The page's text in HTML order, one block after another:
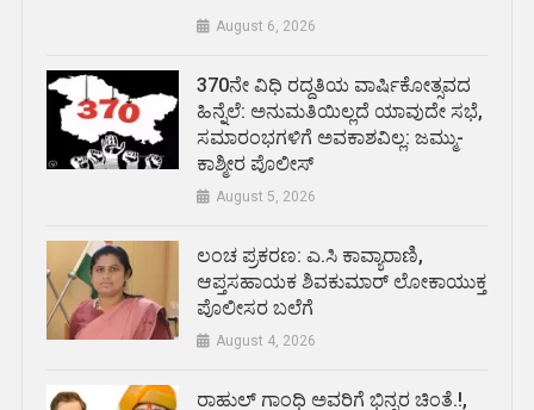
August 6, 2026
370ನೇ ವಿಧಿ ರದ್ದತಿಯ ವಾರ್ಷಿಕೋತ್ಸವದ
ಹಿನ್ನೆಲೆ: ಅನುಮತಿಯಿಲ್ಲದೆ ಯಾವುದೇ ಸಭೆ,
ಸಮಾರಂಭಗಳಿಗೆ ಅವಕಾಶವಿಲ್ಲ: ಜಮ್ಮು-
ಕಾಶ್ಮೀರ ಪೊಲೀಸ್
August 5, 2026
ಲಂಚ ಪ್ರಕರಣ: ಎ.ಸಿ ಕಾವ್ಯಾರಾಣಿ,
ಆಪ್ತಸಹಾಯಕ ಶಿವಕುಮಾರ್‌ ಲೋಕಾಯುಕ್ತ
ಪೊಲೀಸರ ಬಲೆಗೆ
August 4, 2026
ರಾಹುಲ್ ಗಾಂಧಿ ಅವರಿಗೆ ಭಿನ್ನರ ಚಿಂತೆ.!,